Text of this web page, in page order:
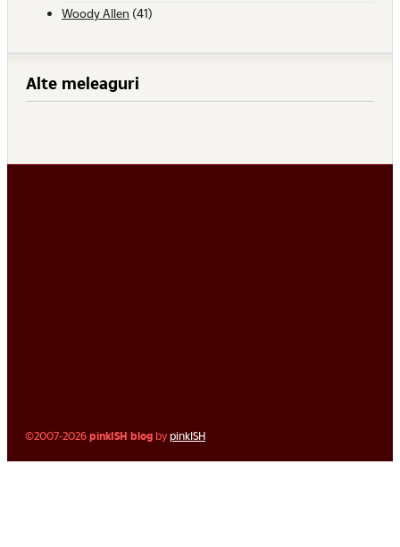
Woody Allen (41)
Alte meleaguri
©2007-2026pinkISH blog bypinkISH